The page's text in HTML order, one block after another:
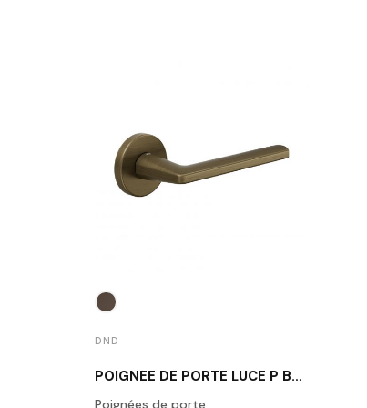
DND
POIGNÉE DE PORTE LUCE P BRONZE MAT
Poignées de porte